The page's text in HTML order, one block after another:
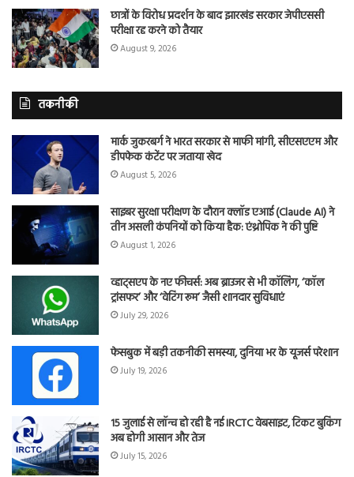
छात्रों के विरोध प्रदर्शन के बाद झारखंड सरकार जेपीएससी
परीक्षा रद्द करने को तैयार
August 9, 2026
तकनीकी
मार्क जुकरबर्ग ने भारत सरकार से माफी मांगी, सीएसएएम और
डीपफेक कंटेंट पर जताया खेद
August 5, 2026
साइबर सुरक्षा परीक्षण के दौरान क्लॉड एआई (Claude AI) ने
तीन असली कंपनियों को किया हैक: एंथ्रोपिक ने की पुष्टि
August 1, 2026
व्हाट्सएप के नए फीचर्स: अब ब्राउजर से भी कॉलिंग, ‘कॉल
ट्रांसफर’ और ‘वेटिंग रूम’ जैसी शानदार सुविधाएं
July 29, 2026
फेसबुक में बड़ी तकनीकी समस्या, दुनिया भर के यूजर्स परेशान
July 19, 2026
15 जुलाई से लॉन्च हो रही है नई IRCTC वेबसाइट, टिकट बुकिंग
अब होगी आसान और तेज
July 15, 2026